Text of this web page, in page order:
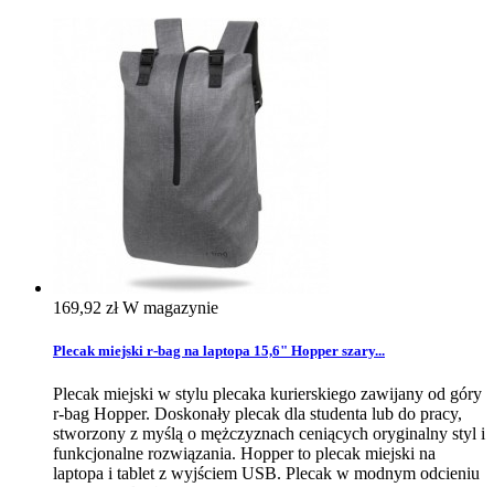
169,92 złW magazynie
Plecak miejski r-bag na laptopa 15,6" Hopper szary...
Plecak miejski w stylu plecaka kurierskiego zawijany od góry
r-bag Hopper. Doskonały plecak dla studenta lub do pracy,
stworzony z myślą o mężczyznach ceniących oryginalny styl i
funkcjonalne rozwiązania. Hopper to plecak miejski na
laptopa i tablet z wyjściem USB. Plecak w modnym odcieniu